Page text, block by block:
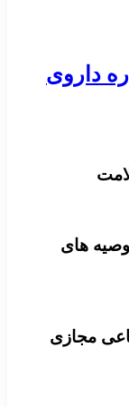
داروی
های
مجازی